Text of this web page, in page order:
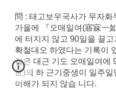
問 : 태고보우국사가 무자화
가을에 『오매일여(寤寐一
에 터지지 않고 90일을 끌
확철대오 하였다는 기록이
같은 대근 기도 오매일여에
世)의 하 근기중생이 일주일
이해가 되지 않습 니다.